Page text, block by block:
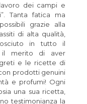
dei campi e
Tanta fatica ma
grazie alla
di alta qualità,
in tutto il
il merito di aver
e le ricette di
prodotti genuini
e profumi! Ogni
una sua ricetta,
testimonianza la